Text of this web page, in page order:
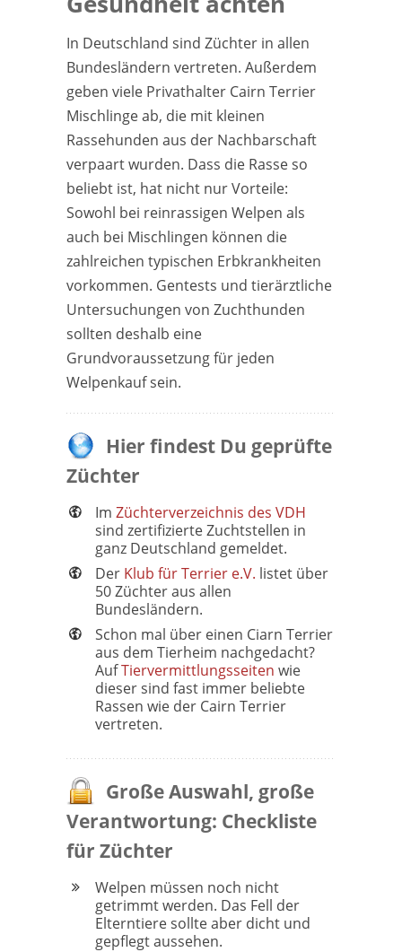
In Deutschland sind Züchter in allen
Bundesländern vertreten. Außerdem
geben viele Privathalter Cairn Terrier
Mischlinge ab, die mit kleinen
Rassehunden aus der Nachbarschaft
verpaart wurden. Dass die Rasse so
beliebt ist, hat nicht nur Vorteile:
Sowohl bei reinrassigen Welpen als
auch bei Mischlingen können die
zahlreichen typischen Erbkrankheiten
vorkommen. Gentests und tierärztliche
Untersuchungen von Zuchthunden
sollten deshalb eine
Grundvoraussetzung für jeden
Welpenkauf sein.
Hier findest Du geprüfte
Züchter
Im Züchterverzeichnis des VDH
sind zertifizierte Zuchtstellen in
ganz Deutschland gemeldet.
Der Klub für Terrier e.V. listet über
50 Züchter aus allen
Bundesländern.
Schon mal über einen Ciarn Terrier
aus dem Tierheim nachgedacht?
AufTiervermittlungsseiten wie
dieser sind fast immer beliebte
Rassen wie der Cairn Terrier
vertreten.
Große Auswahl, große
Verantwortung: Checkliste
für Züchter
Welpen müssen noch nicht
getrimmt werden. Das Fell der
Elterntiere sollte aber dicht und
gepflegt aussehen.